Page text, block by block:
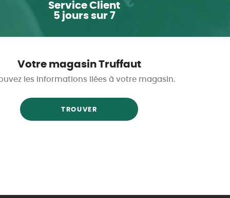
Service Client
5 jours sur 7
Votre magasin Truffaut
les informations liées à votre magasin.
TROUVER